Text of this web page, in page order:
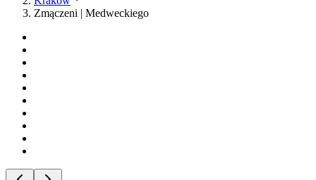
Zmączeni | Medweckiego